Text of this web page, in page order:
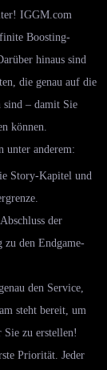
IGGM.com
Boosting-
hinaus sind
die genau auf die
sind – damit Sie
können.
unter anderem:
Story-Kapitel und
der
zu den Endgame-
den Service,
steht bereit, um
Sie zu erstellen!
Priorität. Jeder